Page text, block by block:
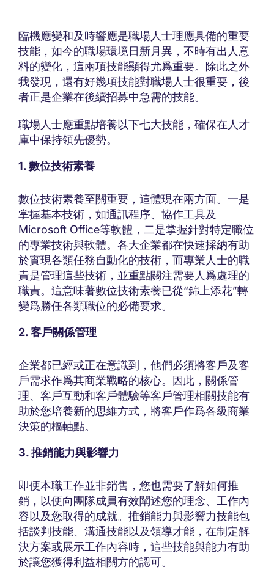
臨機應變和及時響應是職場人士理應具備的重要
技能，如今的職場環境日新月異，不時有出人意
料的變化，這兩項技能顯得尤爲重要。除此之外
我發現，還有好幾項技能對職場人士很重要，後
者正是企業在後續招募中急需的技能。
職場人士應重點培養以下七大技能，確保在人才
庫中保持領先優勢。
1. 數位技術素養
數位技術素養至關重要，這體現在兩方面。一是
掌握基本技術，如通訊程序、協作工具及
Microsoft Office等軟體，二是掌握針對特定職位
的專業技術與軟體。各大企業都在快速採納有助
於實現各類任務自動化的技術，而專業人士的職
責是管理這些技術，並重點關注需要人爲處理的
職責。這意味著數位技術素養已從“錦上添花”轉
變爲勝任各類職位的必備要求。
2. 客戶關係管理
企業都已經或正在意識到，他們必須將客戶及客
戶需求作爲其商業戰略的核心。因此，關係管
理、客戶互動和客戶體驗等客戶管理相關技能有
助於您培養新的思維方式，將客戶作爲各級商業
決策的樞軸點。
3. 推銷能力與影響力
即便本職工作並非銷售，您也需要了解如何推
銷，以便向團隊成員有效闡述您的理念、工作內
容以及您取得的成就。推銷能力與影響力技能包
括談判技能、溝通技能以及領導才能，在制定解
決方案或展示工作內容時，這些技能與能力有助
於讓您獲得利益相關方的認可。